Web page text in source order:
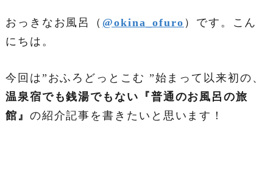
おっきなお風呂（ @okina_ofuro ）です。こん
にちは。
今回は”おふろどっとこむ ”始まって以来初の、
温泉宿でも銭湯でもない『普通のお風呂の旅
館』 の紹介記事を書きたいと思います！